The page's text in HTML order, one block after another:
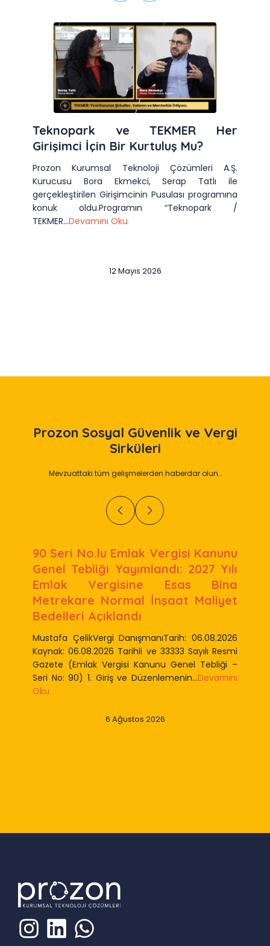
Teknopark ve TEKMER Her
Girişimci İçin Bir Kurtuluş Mu?
Prozon Kurumsal Teknoloji Çözümleri A.Ş.
Kurucusu Bora Ekmekci, Serap Tatlı ile
gerçekleştirilen Girişimcinin Pusulası programına
konuk oldu.Programın “Teknopark /
TEKMER...Devamını Oku
12 Mayıs 2026
Prozon Sosyal Güvenlik ve Vergi
Sirküleri
Mevzuattaki tüm gelişmelerden haberdar olun…
90 Seri No.lu Emlak Vergisi Kanunu
Genel Tebliği Yayımlandı: 2027 Yılı
Emlak Vergisine Esas Bina
Metrekare Normal İnşaat Maliyet
Bedelleri Açıklandı
Mustafa ÇelikVergi DanışmanıTarih: 06.08.2026
Kaynak: 06.08.2026 Tarihli ve 33333 Sayılı Resmi
Gazete (Emlak Vergisi Kanunu Genel Tebliği –
Seri No: 90) 1. Giriş ve Düzenlemenin...Devamını
Oku
6 Ağustos 2026